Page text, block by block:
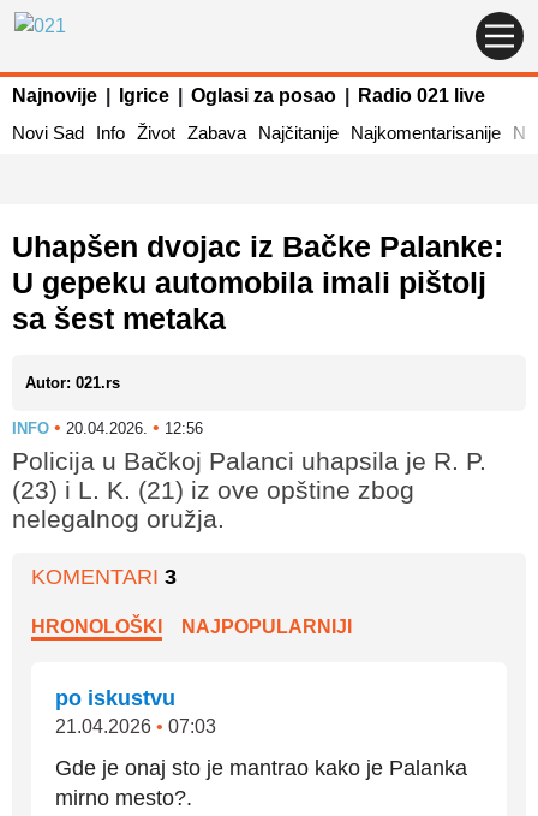
Najnovije Igrice Oglasi za posao
Radio 021 live
Novi Sad
Info Život Zabava Najčitanije Najkomentarisanije
Uhapšen dvojac iz Bačke Palanke:
U gepeku automobila imali pištolj
sa šest metaka
Autor: 021.rs
INFO • 20.04.2026. • 12:56
Policija u Bačkoj Palanci uhapsila je R. P.
(23) i L. K. (21) iz ove opštine zbog
nelegalnog oružja.
KOMENTARI 3
HRONOLOŠKI NAJPOPULARNIJI
po iskustvu
21.04.2026 • 07:03
Gde je onaj sto je mantrao kako je Palanka
mirno mesto?.